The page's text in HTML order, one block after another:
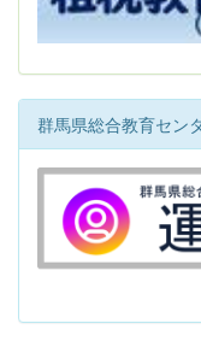
群馬県総合教育セン